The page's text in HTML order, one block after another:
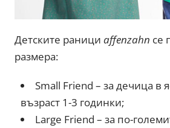
Детските ранициaffenzahn се
размера:
Small Friend – за дечица в
възраст 1-3 годинки;
Large Friend – за по-